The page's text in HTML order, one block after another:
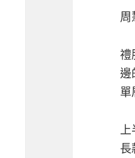
周
禮
邊
單
上
長